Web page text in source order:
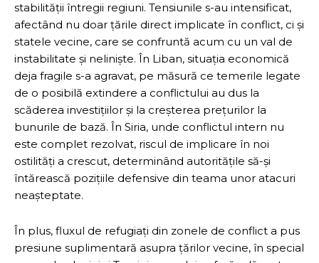
stabilității întregii regiuni. Tensiunile s-au intensificat,
afectând nu doar țările direct implicate în conflict, ci și
statele vecine, care se confruntă acum cu un val de
instabilitate și neliniște. În Liban, situația economică
deja fragile s-a agravat, pe măsură ce temerile legate
de o posibilă extindere a conflictului au dus la
scăderea investițiilor și la creșterea prețurilor la
bunurile de bază. În Siria, unde conflictul intern nu
este complet rezolvat, riscul de implicare în noi
ostilități a crescut, determinând autoritățile să-și
întărească pozițiile defensive din teama unor atacuri
neașteptate.
În plus, fluxul de refugiați din zonele de conflict a pus
presiune suplimentară asupra țărilor vecine, în special